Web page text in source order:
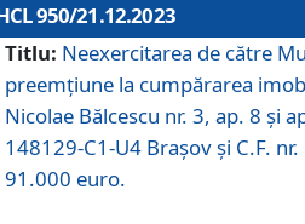
950/21.12.2023
Titlu: Neexercitarea de către
preemțiune la cumpărarea
Nicolae Bălcescu nr. 3, ap. 8 și
148129-C1-U4 Brașov și C.F.
91.000 euro.